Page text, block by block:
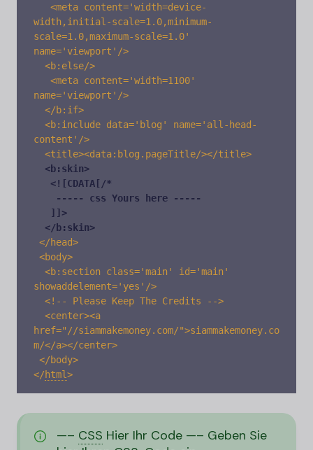
width,initial-scale=1.0,minimum-
scale=1.0,maximum-scale=1.0'
name='viewport'/>
name='viewport'/>
content'/>
<b:skin>
    -----
css Yours here -----
  </b:skin>
showaddelement='yes'/>
href="//siammakemoney.com/">siammakemoney.co
m/</a></center>
</html>
—– CSS Hier Ihr Code —– Geben Sie